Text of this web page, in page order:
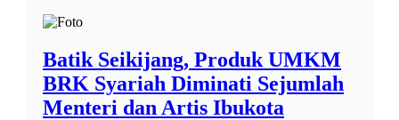
Batik Seikijang, Produk UMKM
BRK Syariah Diminati Sejumlah
Menteri dan Artis Ibukota